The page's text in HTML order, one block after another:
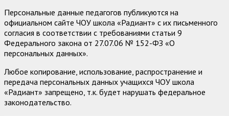
Персональные данные педагогов публикуются на
официальном сайте ЧОУ школа «Радиант» с их письменного
согласия в соответствии с требованиями статьи 9
Федерального закона от 27.07.06 № 152-ФЗ «О
персональных данных».
Любое копирование, использование, распространение и
передача персональных данных учащихся ЧОУ школа
«Радиант» запрещено, т.к. будет нарушать федеральное
законодательство.